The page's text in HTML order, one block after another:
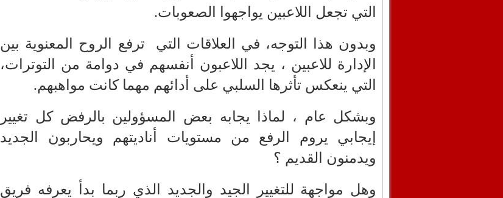
التي تجعل اللاعبين يواجهوا الصعوبات.
وبدون هذا التوجه، في العلاقات التي
ترفع الروح المعنوية بين
الإدارة للاعبين ، يجد اللاعبون أنفسهم في دوامة من التوترات،
التي ينعكس تأثرها السلبي على أدائهم مهما كانت مواهبهم.
وبشكل عام ، لماذا يجابه بعض المسؤولين بالرفض كل تغيير
إيجابي يروم الرفع من مستويات أناديتهم ويحاربون الجديد
ويدمنون القديم ؟
وهل مواجهة للتغيير الجيد والجديد الذي ربما بدأ يعرفه فريق